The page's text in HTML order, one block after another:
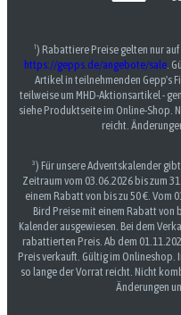
¹) Rabattiere Preise gelten nur
https://gepps.de/angebote/sale.
Artikel in teilnehmenden Gepp's
teilweise um MHD-Aktionsartikel -
siehe Produktseite im Online-Shop.
reicht.
³) Für unsere Adventskalender
Zeitraum vom 03.06.2026 bis zum
einem Rabatt von bis zu 50 €. Vom
Bird Preise mit einem Rabatt von
Kalender ausgewiesen. Bei dem
rabattierten Preis. Ab dem
Preis verkauft. Gültig im Onlineshop.
so lange der Vorrat reicht. Nicht
Änderungen